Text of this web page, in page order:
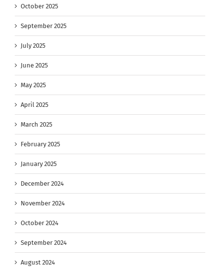
October 2025
September 2025
July 2025
June 2025
May 2025
April 2025
March 2025
February 2025
January 2025
December 2024
November 2024
October 2024
September 2024
August 2024